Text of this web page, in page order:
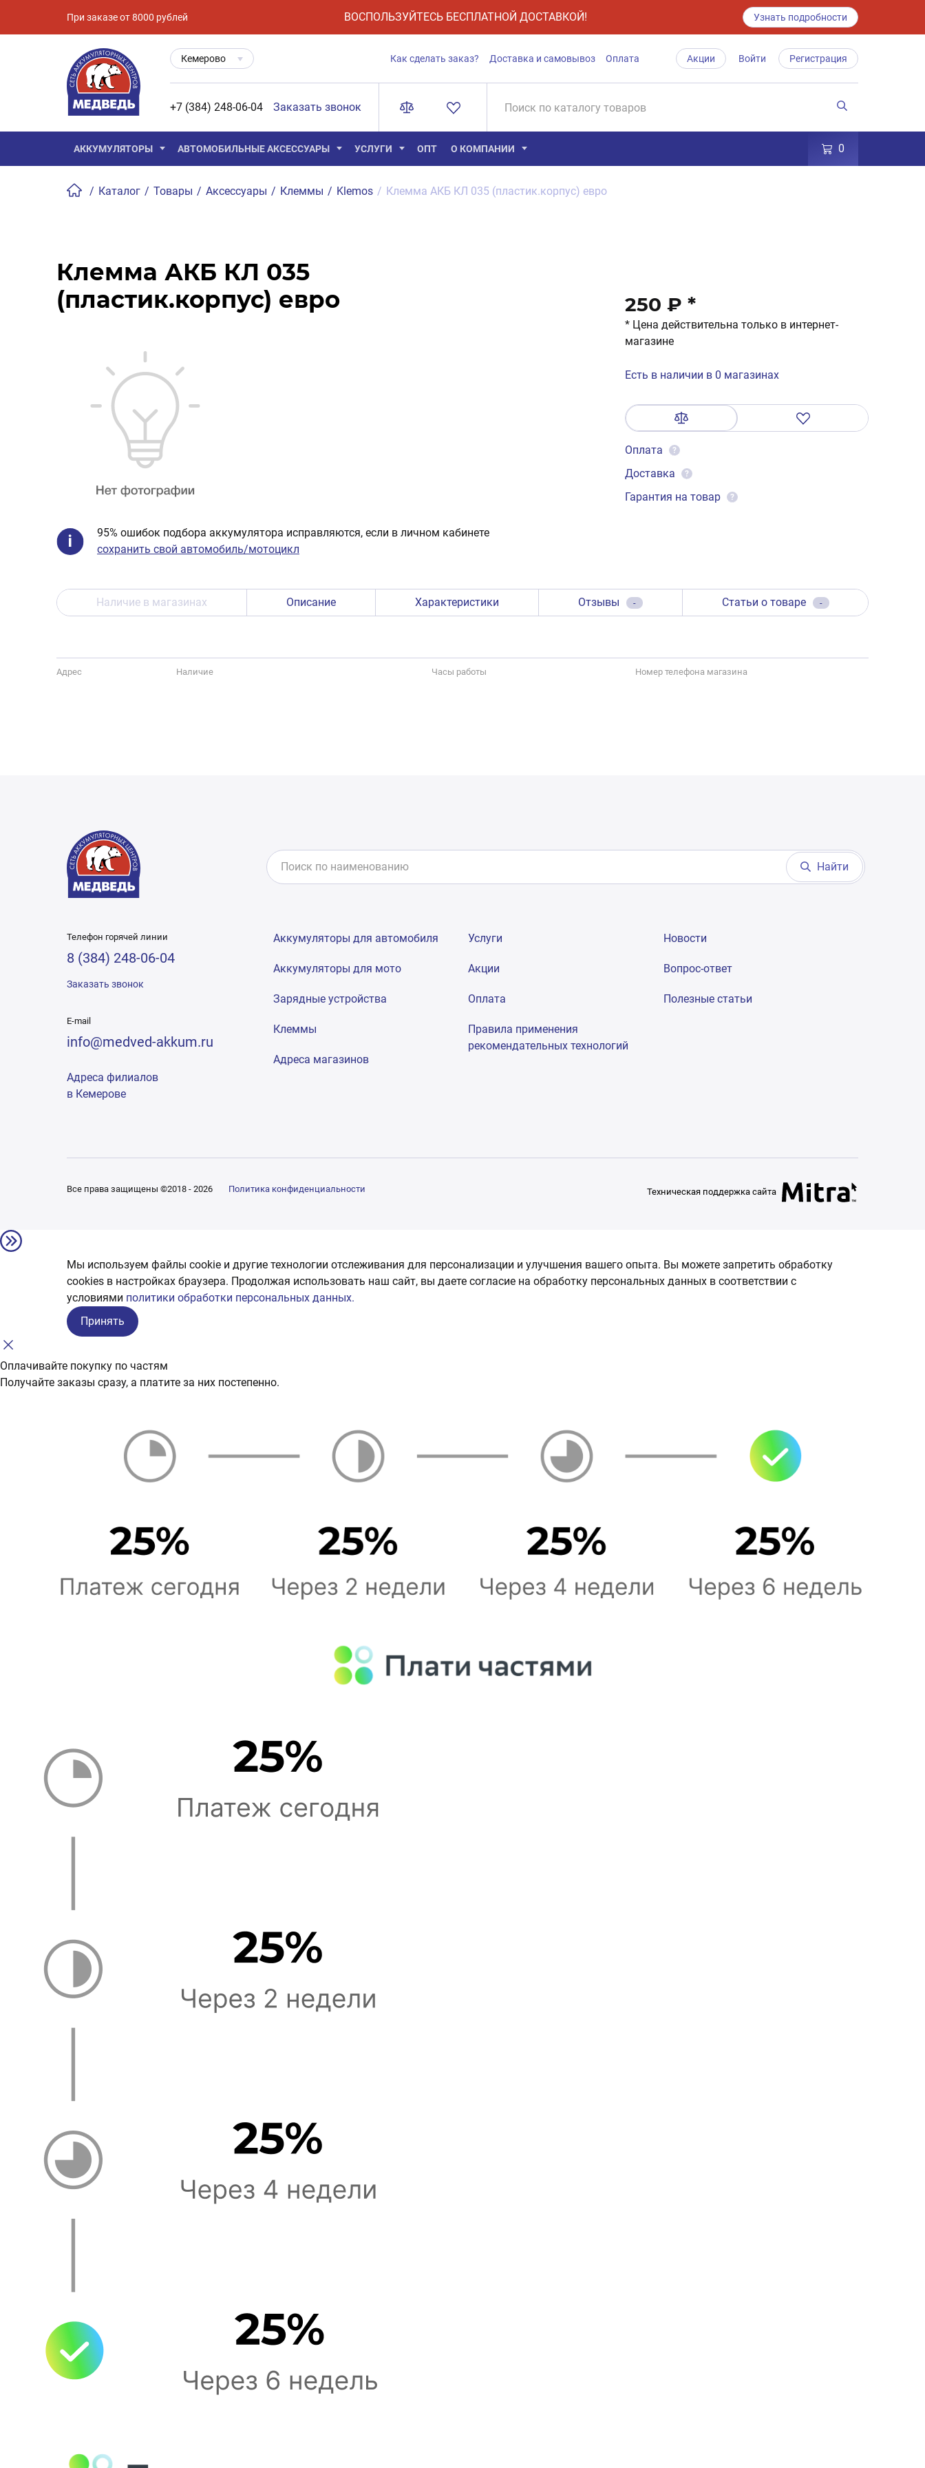
При заказе от 8000 рублей ВОСПОЛЬЗУЙТЕСЬ БЕСПЛАТНОЙ ДОСТАВКОЙ! Узнать подробности
Кемерово Как сделать заказ? Доставка и самовывоз Оплата Акции Войти Регистрация
+7 (384) 248-06-04 Заказать звонок
АККУМУЛЯТОРЫ АВТОМОБИЛЬНЫЕ АКСЕССУАРЫ УСЛУГИ ОПТ О КОМПАНИИ 0
/ Каталог / Товары / Аксессуары / Клеммы / Klemos / Клемма АКБ КЛ 035 (пластик.корпус) евро
Клемма АКБ КЛ 035
(пластик.корпус) евро
95% ошибок подбора аккумулятора исправляются, если в личном кабинете
сохранить свой автомобиль/мотоцикл
250 ₽ *
* Цена действительна только в интернет-
магазине
Есть в наличии в 0 магазинах
Оплата ?
Доставка ?
Гарантия на товар ?
Наличие в магазинах Описание Характеристики Отзывы - Статьи о товаре -
Адрес Наличие Часы работы Номер телефона магазина
Найти
Телефон горячей линии
8 (384) 248-06-04
Заказать звонок
E-mail
info@medved-akkum.ru
Адреса филиалов
в Кемерове
Аккумуляторы для автомобиля
Аккумуляторы для мото
Зарядные устройства
Клеммы
Адреса магазинов
Услуги
Акции
Оплата
Правила применения
рекомендательных технологий
Новости
Вопрос-ответ
Полезные статьи
Все права защищены ©2018 - 2026 Политика конфиденциальности Техническая поддержка сайта
Мы используем файлы cookie и другие технологии отслеживания для персонализации и улучшения вашего опыта. Вы можете запретить обработку
сookies в настройках браузера. Продолжая использовать наш сайт, вы даете согласие на обработку персональных данных в соответствии с
условиями политики обработки персональных данных.
Принять
Оплачивайте покупку по частям
Получайте заказы сразу, а платите за них постепенно.